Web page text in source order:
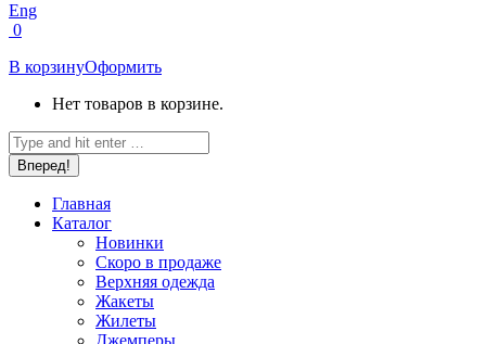
Eng
0
В корзинуОформить
Нет товаров в корзине.
Поиск:
Главная
Каталог
Новинки
Скоро в продаже
Верхняя одежда
Жакеты
Жилеты
Джемперы